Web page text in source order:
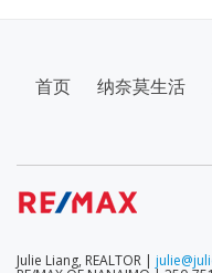
SECONDARY
MENU
首页 纳奈莫生活
Julie Liang, REALTOR |